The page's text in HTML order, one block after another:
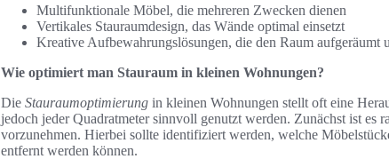
Multifunktionale Möbel, die mehreren Zwecken dienen
Vertikales Stauraumdesign, das Wände optimal einsetzt
Kreative Aufbewahrungslösungen, die den Raum aufgeräumt
Wie optimiert man Stauraum in kleinen Wohnungen?
Die Stauraumoptimierung in kleinen Wohnungen stellt oft eine
jedoch jeder Quadratmeter sinnvoll genutzt werden. Zunächst ist es
vorzunehmen. Hierbei sollte identifiziert werden, welche
entfernt werden können.